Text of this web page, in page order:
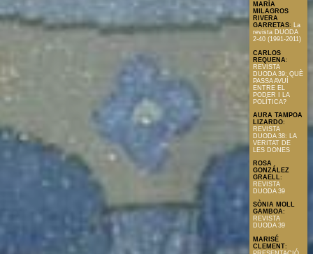
MARÍA
MILAGROS
RIVERA
GARRETAS: La
revista DUODA
2-40 (1991-2011)
CARLOS
REQUENA:
REVISTA
DUODA 39: QUÈ
PASSA AVUÍ
ENTRE EL
PODER I LA
POLÍTICA?
AURA TAMPOA
LIZARDO:
REVISTA
DUODA 38: LA
VERITAT DE
LES DONES
ROSA
GONZÁLEZ
GRAELL:
REVISTA
DUODA 39
SÒNIA MOLL
GAMBOA:
REVISTA
DUODA 39
MARISÉ
CLEMENT: